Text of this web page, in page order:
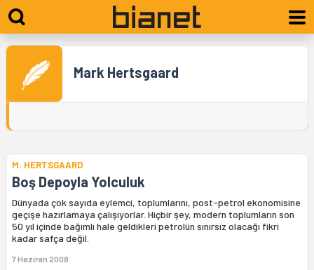
Mark Hertsgaard
M. HERTSGAARD
Boş Depoyla Yolculuk
Dünyada çok sayıda eylemci, toplumlarını, post-petrol ekonomisine
geçişe hazırlamaya çalışıyorlar. Hiçbir şey, modern toplumların son
50 yıl içinde bağımlı hale geldikleri petrolün sınırsız olacağı fikri
kadar safça değil.
7 Haziran 2008